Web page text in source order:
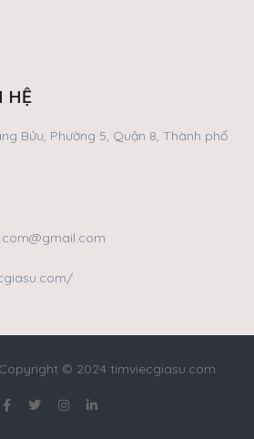
HỆ
Bửu, Phường 5, Quận 8, Thành phố
Copyright © 2024 timviecgiasu.com